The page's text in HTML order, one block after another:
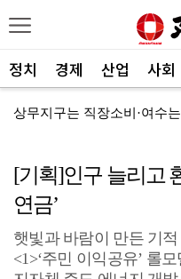
정치 경제 산업 사회
대포통장으로 5062억 세탁
주민에 더 가까이…남구 민
폭염에 쉴 곳 없는 거리 노
다도해해상국립공원, 폭염
[기획]인구 늘리고
연금’
햇빛과 바람이 만든 기적
<1>‘주민 이익공유’ 롤